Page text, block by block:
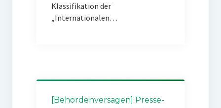
Klassifikation der
„Internationalen…
[Behördenversagen] Presse-